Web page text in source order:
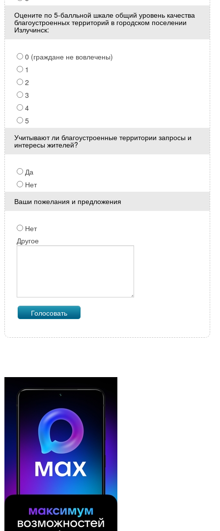
Оцените по 5-балльной шкале общий уровень качества
благоустроенных территорий в городском поселении
Излучинск:
0 (граждане не вовлечены)
1
2
3
4
5
Учитывают ли благоустроенные территории запросы и
интересы жителей?
Да
Нет
Ваши пожелания и предложения
Нет
Другое